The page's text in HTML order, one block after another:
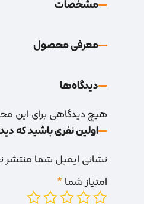
مشخصات
معرفی محصول
دیدگاه‌‌ها
هیچ دیدگاهی برای
اولین نفری باشید که
نشانی ایمیل شما
امتیاز شما *